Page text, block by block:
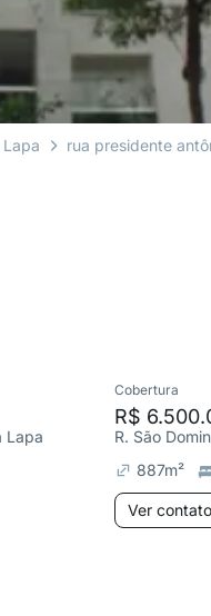
rua presidente
Lapa
Cobertura
R$
R. São
887m²
Ver contato